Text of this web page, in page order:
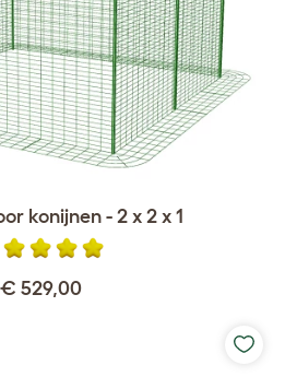
konijnen - 2 x 2 x 1
€ 529,00